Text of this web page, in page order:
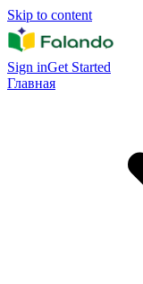
Skip to content
Sign inGet Started
Главная